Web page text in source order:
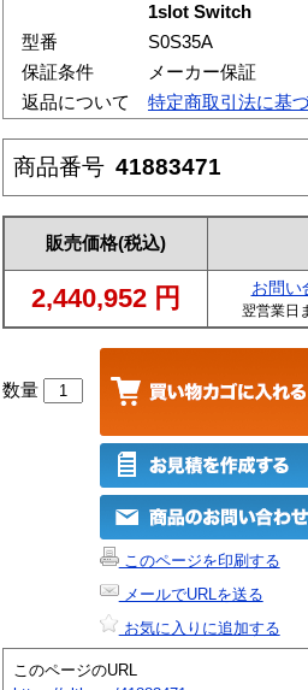
1slot Switch
型番
S0S35A
保証条件
メーカー保証
返品について
特定商取引法に基
商品番号 41883471
販売価格(税込)
2,440,952 円 お問い
翌営業日
数量
このページを印刷する
メールでURLを送る
お気に入りに追加する
このページのURL